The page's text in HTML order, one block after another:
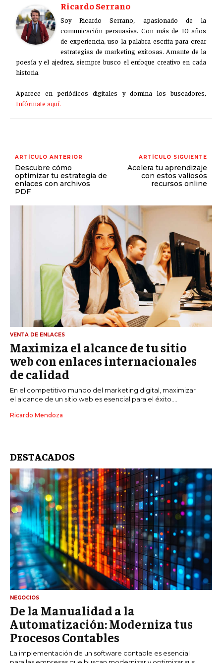
ÉTICA EMPRESARIAL Y RESPONSABILIDAD
SOCIAL
BLOG
Ricardo Serrano
estrategias de marketing exitosas. Amante de la
poesía y el ajedrez, siempre busco el enfoque creativo en cada
historia.
Aparece en periódicos digitales y domina los buscadores,
Ricardo Serrano
Soy Ricardo Serrano, apasionado de la
comunicación persuasiva. Con más de 10 años
de experiencia, uso la palabra escrita para crear
estrategias de marketing exitosas. Amante de la
poesía y el ajedrez, siempre busco el enfoque creativo en cada
historia.
Aparece en periódicos digitales y domina los buscadores,
Infórmate aquí.
ARTÍCULO ANTERIOR
Descubre cómo
optimizar tu estrategia de
enlaces con archivos
PDF
ARTÍCULO SIGUIENTE
Acelera tu aprendizaje
con estos valiosos
recursos online
VENTA DE ENLACES
Maximiza el alcance de tu sitio
web con enlaces internacionales
de calidad
En el competitivo mundo del marketing digital, maximizar
el alcance de un sitio web es esencial para el éxito....
Ricardo Mendoza
DESTACADOS
NEGOCIOS
De la Manualidad a la
Automatización: Moderniza tus
Procesos Contables
La implementación de un software contable es esencial